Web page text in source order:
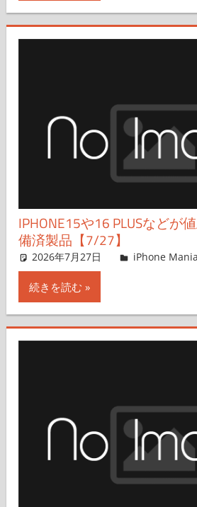
IPHONE15や16 PLUSなどが
備済製品【7/27】
2026年7月27日 FT729
iPhone Mania
続きを読む